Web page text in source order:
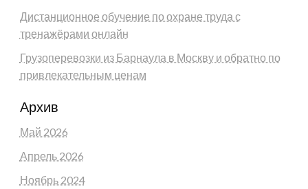
Дистанционное обучение по охране труда с
тренажёрами онлайн
Грузоперевозки из Барнаула в Москву и обратно по
привлекательным ценам
Архив
Май 2026
Апрель 2026
Ноябрь 2024